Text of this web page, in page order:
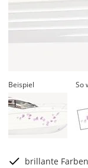
Beispiel So
brillante Farben